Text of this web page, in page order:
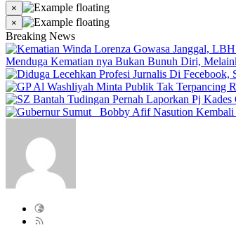
×
×
Breaking News
Menduga Kematian nya Bukan Bunuh Diri,